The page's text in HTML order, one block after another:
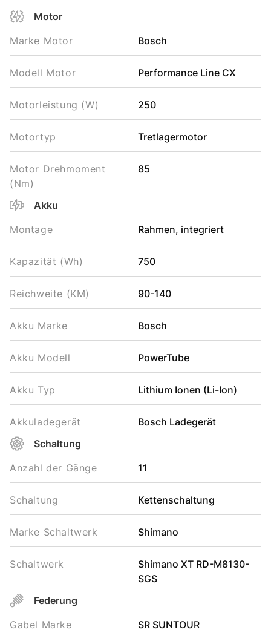
Motor
Marke Motor
Bosch
Modell Motor Performance Line CX
Motorleistung (W) 250
Motortyp Tretlagermotor
Motor Drehmoment
(Nm)
85
Akku
Montage
Rahmen, integriert
Kapazität (Wh) 750
Reichweite (KM) 90-140
Akku Marke Bosch
Akku Modell PowerTube
Akku Typ Lithium Ionen (Li-Ion)
Akkuladegerät
Bosch Ladegerät
Schaltung
Anzahl der Gänge
11
Schaltung Kettenschaltung
Marke Schaltwerk Shimano
Schaltwerk
Shimano XT RD-M8130-
SGS
Federung
Gabel Marke
SR SUNTOUR